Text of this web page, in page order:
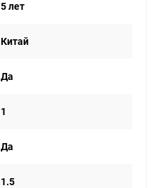
5 лет
Китай
Да
1
Да
1.5